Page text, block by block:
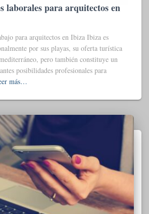
laborales para arquitectos en
para arquitectos en Ibiza Ibiza es
por sus playas, su oferta turística
pero también constituye un
posibilidades profesionales para
más…